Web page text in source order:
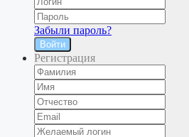
Забыли пароль?
Войти
Регистрация